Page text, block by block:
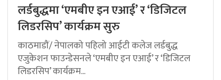
लर्डबुद्धमा ‘एमबीए इन एआई’ र ‘डिजिटल
लिडरसिप’ कार्यक्रम सुरु
काठमाडौं/ नेपालको पहिलो आईटी कलेज लर्डबुद्ध
एजुकेशन फाउन्डेसनले ‘एमबीए इन एआई’ र ‘डिजिटल
लिडरसिप’ कार्यक्रम...